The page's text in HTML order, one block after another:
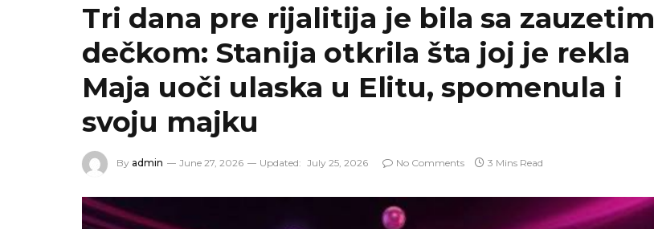
Tri dana pre rijalitija je bila sa zauzetim
dečkom: Stanija otkrila šta joj je rekla
Maja uoči ulaska u Elitu, spomenula i
svoju majku
By admin June 27, 2026 Updated: July 25, 2026 No Comments 3 Mins Read